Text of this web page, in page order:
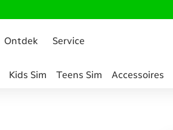
Ontdek Service
Kids Sim Teens Sim Accessoires